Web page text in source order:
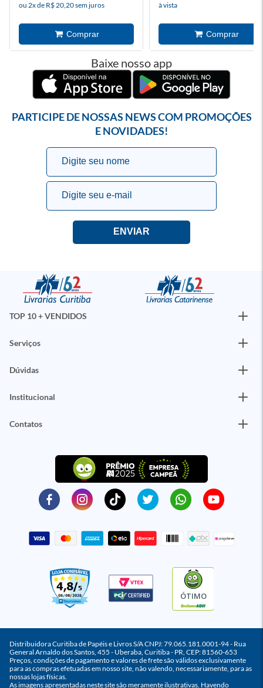
ou 2x de R$ 20,20 sem juros à vista
Baixe nosso app
PARTICIPE DE NOSSAS NEWS COM PROMOÇÕES
E NOVIDADES!
TOP 10 + VENDIDOS
Serviços
Dúvidas
Institucional
Contatos
ÓTIMO
Distribuidora Curitiba de Papéis e Livros S/A CNPJ: 79.065.181.0001-94 - Rua
General Arnaldo dos Santos, 455 - Uberaba, Curitiba - PR, CEP: 81560-653
Preços, condições de pagamento e valores de frete são válidos exclusivamente
para as compras efetuadas em nosso site, não valendo, necessariamente, para as
nossas lojas físicas.
As imagens apresentadas neste site são meramente ilustrativas. Havendo